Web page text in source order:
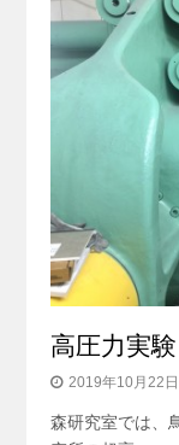
高圧力実
2019年10月22日
森研究室では、